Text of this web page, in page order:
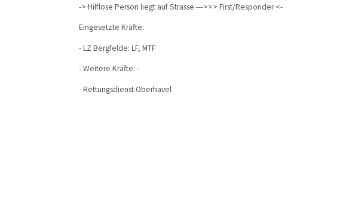
-> Hilflose Person liegt auf Strasse --->>> First/Responder <-
Eingesetzte Kräfte:
- LZ Bergfelde: LF, MTF
- Weitere Kräfte: -
- Rettungsdienst Oberhavel